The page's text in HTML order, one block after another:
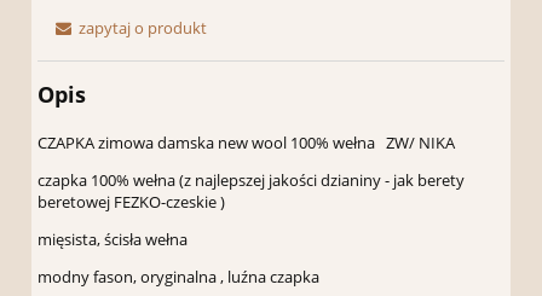
zapytaj o produkt
Opis
CZAPKA zimowa damska new wool 100% wełna ZW/ NIKA
czapka 100% wełna (z najlepszej jakości dzianiny - jak berety
beretowej FEZKO-czeskie )
mięsista, ścisła wełna
modny fason, oryginalna , luźna czapka